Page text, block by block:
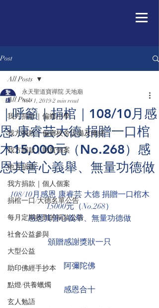
Post
All Posts
我方捐款｜偏鄉小學
我方捐款｜偏鄉校舍設備及修繕
我方捐款｜助貧個案
他方捐款
我方捐款｜個人個案
捐棺一口/大德名單公告
每月定期收到的捐款公告
社會公益參與
大型公益
助印佛經手抄本
點燈/供養蠟燭
玄人勉語
All Posts
｜呼籲｜捐棺｜108/10月感
恩 康睿芸大德 捐贈一口棺
木15,000元（No.268）感
恩其善心義舉、無量功德做
永天聖道寶禪院 天地廟
Nov 1, 2019 2 min read
108/10月感恩 康睿芸 大德 捐贈一口棺木
15000元（No.268）
感恩其善心義舉、無量功德做
頒贈感謝獎狀一只
阿彌陀佛
感恩合十